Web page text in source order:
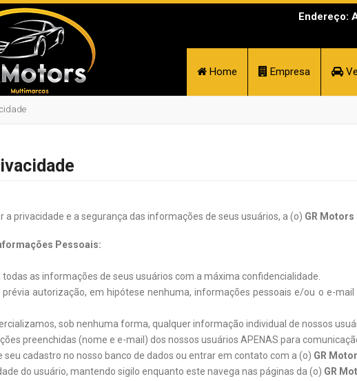
Endereço:
Home Empresa
a privacidade e a segurança das informações de seus usuários, a (o) GR Motors
Pessoais:
as informações de seus usuários com a máxima confidencialidade.
prévia autorização, em hipótese nenhuma, informações pessoais e/ou o e-
sob nenhuma forma, qualquer informação individual de nossos
preenchidas (nome e e-mail) dos nossos usuários APENAS para
seu cadastro no nosso banco de dados ou entrar em contato com a (o) GR
do usuário, mantendo sigilo enquanto este navega nas páginas da (o) GR